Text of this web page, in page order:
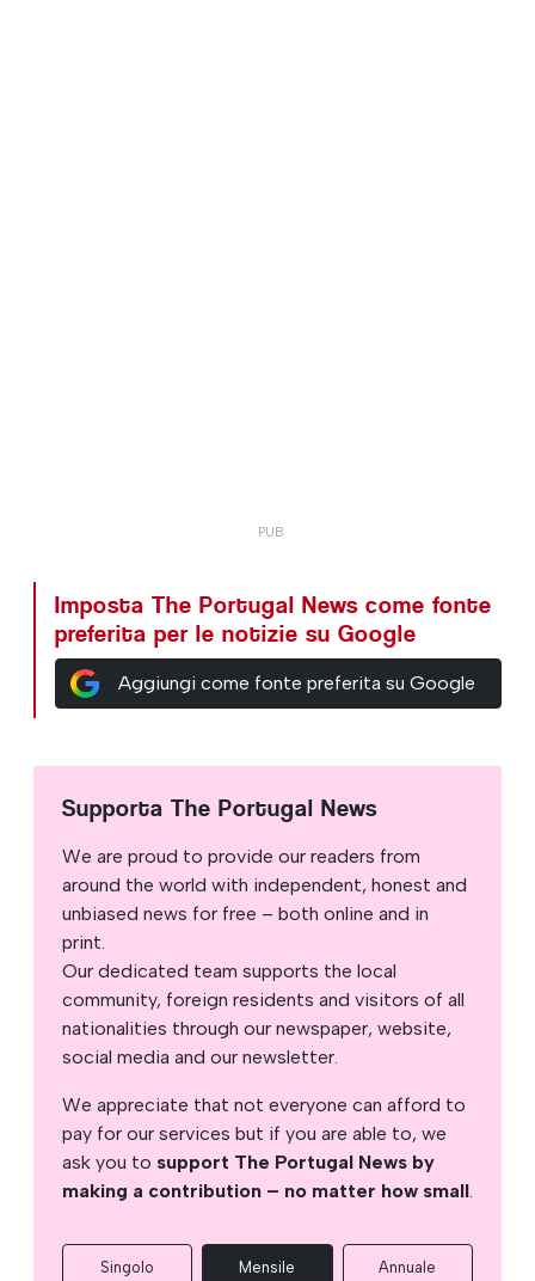
Imposta The Portugal News come fonte
preferita per le notizie su Google
Aggiungi come fonte preferita su Google
Supporta The Portugal News
We are proud to provide our readers from
around the world with independent, honest and
unbiased news for free – both online and in
print.
Our dedicated team supports the local
community, foreign residents and visitors of all
nationalities through our newspaper, website,
social media and our newsletter.
We appreciate that not everyone can afford to
pay for our services but if you are able to, we
ask you to support The Portugal News by
making a contribution – no matter how small.
Singolo Mensile Annuale